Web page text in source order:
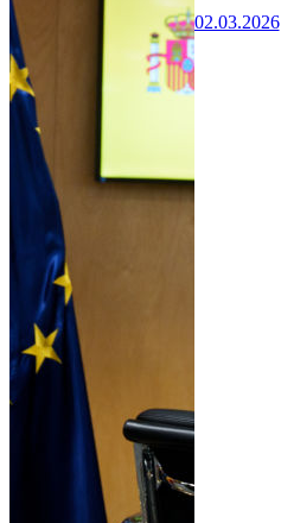
02.03.2026